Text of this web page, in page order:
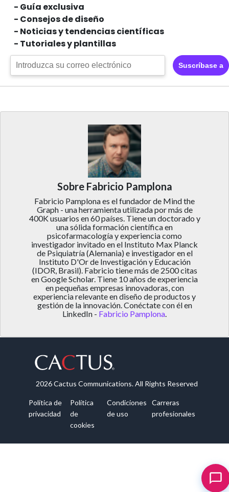
- Guía exclusiva
- Consejos de diseño
- Noticias y tendencias científicas
- Tutoriales y plantillas
Suscríbase a
Sobre Fabricio Pamplona
Fabricio Pamplona es el fundador de Mind the
Graph - una herramienta utilizada por más de
400K usuarios en 60 países. Tiene un doctorado y
una sólida formación científica en
psicofarmacología y experiencia como
investigador invitado en el Instituto Max Planck
de Psiquiatría (Alemania) e investigador en el
Instituto D'Or de Investigación y Educación
(IDOR, Brasil). Fabricio tiene más de 2500 citas
en Google Scholar. Tiene 10 años de experiencia
en pequeñas empresas innovadoras, con
experiencia relevante en diseño de productos y
gestión de la innovación. Conéctate con él en
LinkedIn - Fabricio Pamplona.
2026 Cactus Communications. All Rights Reserved
Política de
privacidad
Política
de
cookies
Condiciones
de uso
Carreras
profesionales